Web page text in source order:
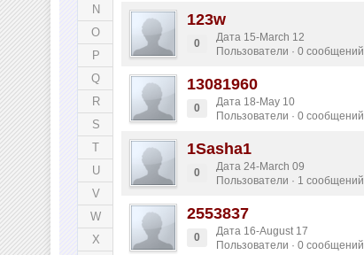
N
O
P
Q
R
S
T
U
V
W
X
123w
0
Дата 15-March 12
Пользователи · 0 сообщений
13081960
0
Дата 18-May 10
Пользователи · 0 сообщений
1Sasha1
0
Дата 24-March 09
Пользователи · 1 сообщений
2553837
0
Дата 16-August 17
Пользователи · 0 сообщений